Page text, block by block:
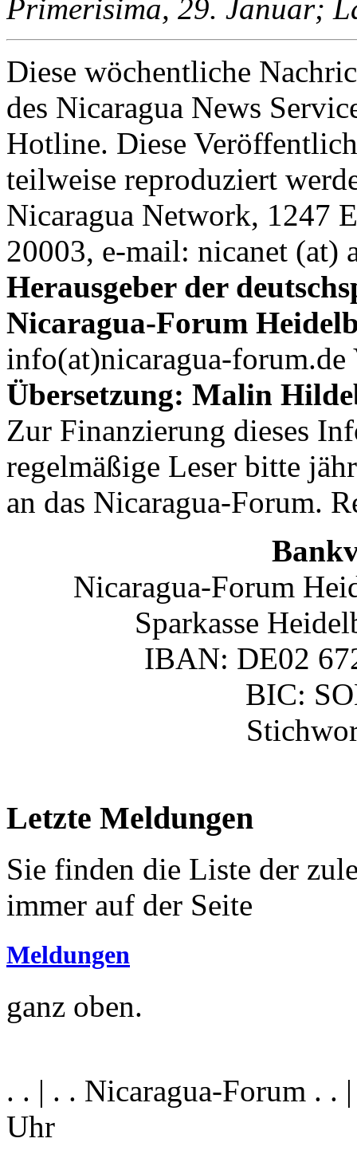
Primerisima, 29. Januar;
Diese wöchentliche
des Nicaragua News
Hotline. Diese
teilweise reproduziert
Nicaragua Network, 1247
20003, e-mail: nicanet (at)
Herausgeber der
Nicaragua-Forum
info(at)nicaragua-
Übersetzung: Malin
Zur Finanzierung dieses
regelmäßige Leser bitte
an das Nicaragua-Forum.
Nicaragua-Forum
Sparkasse
IBAN: DE02
BIC:
Letzte Meldungen
Sie finden die Liste der
immer auf der Seite
Meldungen
ganz oben.
. . | . . Nicaragua-Forum . .
Uhr